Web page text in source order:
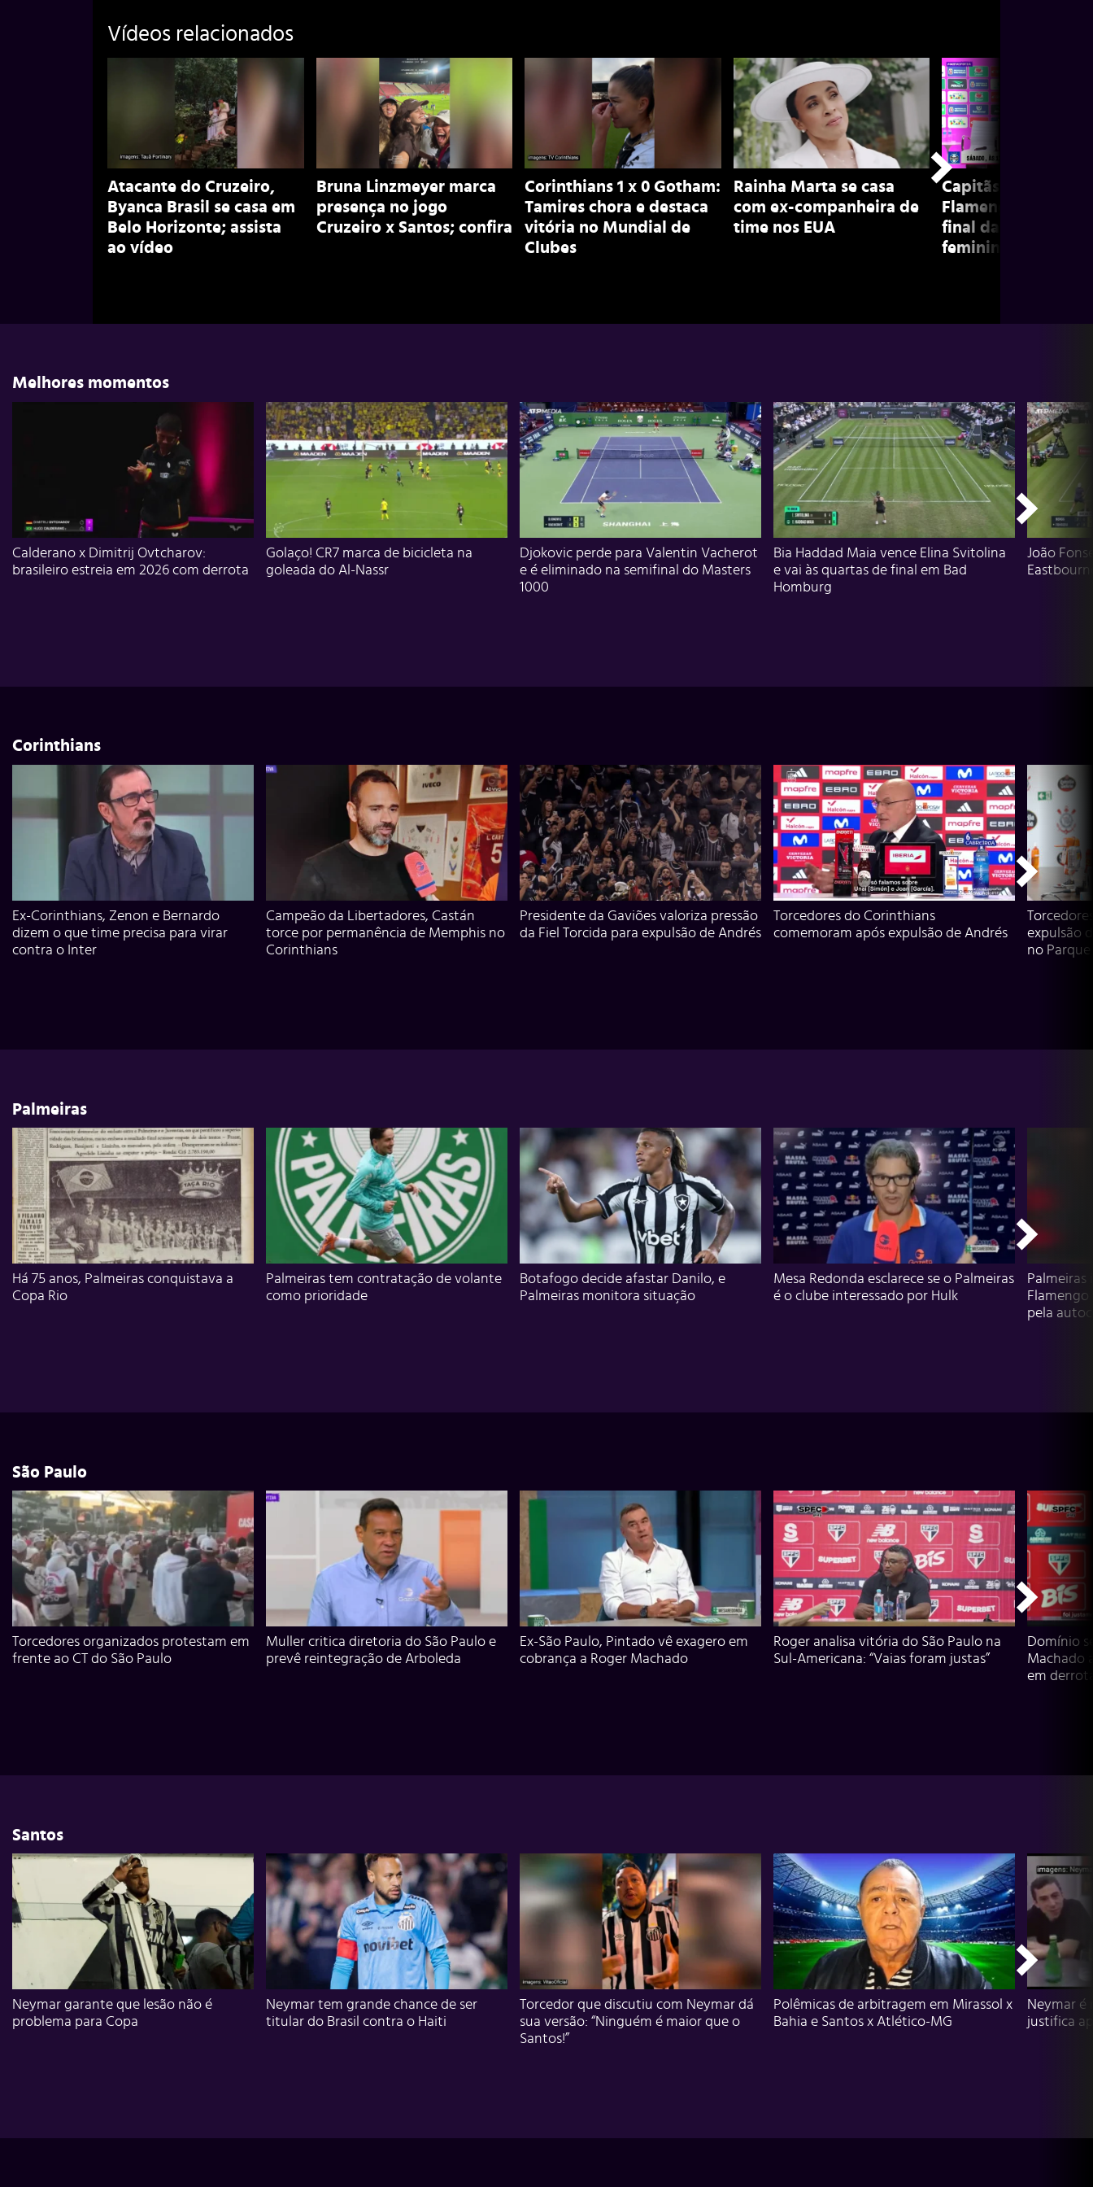
Vídeos relacionados
Atacante do Cruzeiro,
Byanca Brasil se casa em
Belo Horizonte; assista
ao vídeo
Bruna Linzmeyer marca
presença no jogo
Cruzeiro x Santos; confira
Corinthians 1 x 0 Gotham:
Tamires chora e destaca
vitória no Mundial de
Clubes
Rainha Marta se casa
com ex-companheira de
time nos EUA
Capitãs de Grêmio
Flamengo falam
final da Copinha
feminina
Melhores momentos
Calderano x Dimitrij Ovtcharov:
brasileiro estreia em 2026 com derrota
Golaço! CR7 marca de bicicleta na
goleada do Al-Nassr
Djokovic perde para Valentin Vacherot
e é eliminado na semifinal do Masters
1000
Bia Haddad Maia vence Elina Svitolina
e vai às quartas de final em Bad
Homburg
João
Corinthians
Ex-Corinthians, Zenon e Bernardo
dizem o que time precisa para virar
contra o Inter
Campeão da Libertadores, Castán
torce por permanência de Memphis no
Corinthians
Presidente da Gaviões valoriza pressão
da Fiel Torcida para expulsão de Andrés
Torcedores do Corinthians
comemoram após expulsão de Andrés
expulsão
no Parque
Palmeiras
Há 75 anos, Palmeiras conquistava a
Copa Rio
Palmeiras tem contratação de volante
como prioridade
Botafogo decide afastar Danilo, e
Palmeiras monitora situação
Mesa Redonda esclarece se o Palmeiras
é o clube interessado por Hulk
Flamengo
pela
São Paulo
Torcedores organizados protestam em
frente ao CT do São Paulo
Muller critica diretoria do São Paulo e
prevê reintegração de Arboleda
Ex-São Paulo, Pintado vê exagero em
cobrança a Roger Machado
Roger analisa vitória do São Paulo na
Sul-Americana: “Vaias foram justas”
Domínio
Machado
em
Santos
Neymar garante que lesão não é
problema para Copa
Neymar tem grande chance de ser
titular do Brasil contra o Haiti
Torcedor que discutiu com Neymar dá
sua versão: “Ninguém é maior que o
Santos!”
Polêmicas de arbitragem em Mirassol x
Bahia e Santos x Atlético-MG
Neymar é
justifica